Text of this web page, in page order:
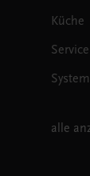
Küche
Service
alle